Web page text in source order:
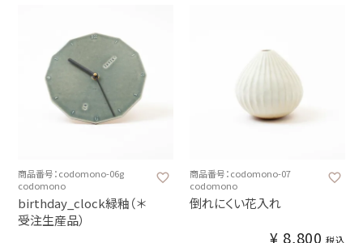
商品番号：codomono-06g
codomono
birthday_clock緑釉（＊
受注生産品）
商品番号：codomono-07
codomono
倒れにくい花入れ
¥ 8,800 税込